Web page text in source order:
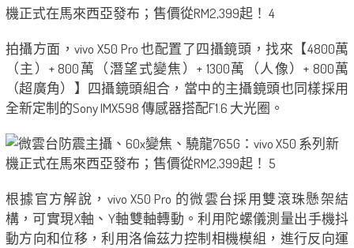
拍攝方面，vivo X50 Pro 也配置了四攝鏡頭，找來【4800萬
（主）+ 800萬（潛望式變焦）+ 1300萬（人像）+ 800萬
（超廣角）】四攝鏡頭組合，當中的主攝鏡頭也同樣採用
全新定制的Sony IMX598 傳感器搭配F1.6 大光圈。
根據官方解說，vivo X50 Pro 的微雲台採用雙滾珠懸架結
構，可實現X軸、Y軸雙軸轉動。利用陀螺儀測量出手機抖
動方向和位移，利用洛倫茲力控制相機模組，進行反向運